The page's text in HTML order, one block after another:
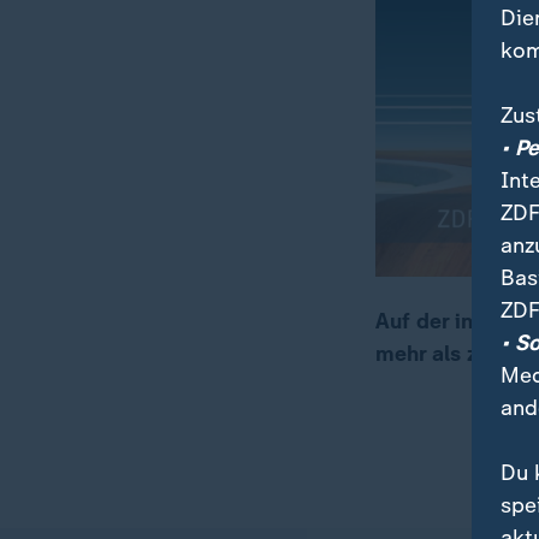
00:05 00:19
Auf der
mehr als zehn
•
•
Du